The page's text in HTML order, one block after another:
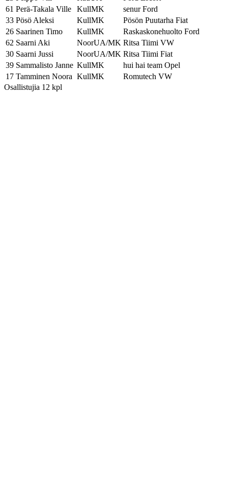
61 Perä-Takala Ville KullMK
senur Ford
33 Pösö Aleksi KullMK
Pösön Puutarha Fiat
26 Saarinen Timo KullMK
Raskaskonehuolto Ford
62 Saarni Aki NoorUA/MK Ritsa Tiimi VW
30 Saarni Jussi NoorUA/MK Ritsa Tiimi Fiat
39 Sammalisto Janne KullMK
hui hai team Opel
17 Tamminen Noora KullMK
Romutech VW
Osallistujia 12 kpl